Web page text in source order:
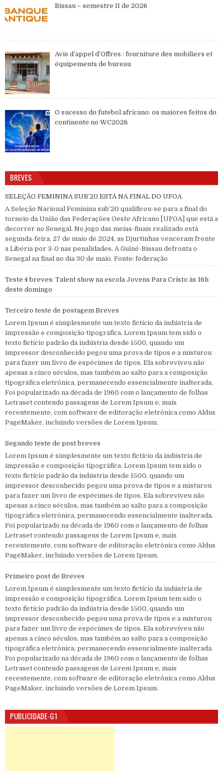
Bissau – semestre II de 2026
Avis d’appel d’Offres : fourniture des mobiliers et
équipements de bureau
O sucesso do futebol africano: os maiores feitos do
continente no WC2026
BREVES
SELEÇÃO FEMININA SUB’20 ESTÁ NA FINAL DO UFOA
A Seleção Nacional Feminina sub’20 qualificou-se para a final do
torneio da União das Federações Oeste Africano [UFOA] que está a
decorrer no Senegal. No jogo das meias-finais realizado está
segunda-feira, 27 de maio de 2024, as Djurtinhas venceram frente
a Libéria por 3-0 nas penalidades. A Guiné-Bissau defronta o
Senegal na final no dia 30 de maio. Fonte: federação
Teste 4 breves: Talent show na escola Jovens Para Cristo às 16h
deste domingo
Terceiro teste de postagem Breves
Lorem Ipsum é simplesmente um texto fictício da indústria de
impressão e composição tipográfica. Lorem Ipsum tem sido o
texto fictício padrão da indústria desde 1500, quando um
impressor desconhecido pegou uma prova de tipos e a misturou
para fazer um livro de espécimes de tipos. Ela sobreviveu não
apenas a cinco séculos, mas também ao salto para a composição
tipográfica eletrônica, permanecendo essencialmente inalterada.
Foi popularizado na década de 1960 com o lançamento de folhas
Letraset contendo passagens de Lorem Ipsum e, mais
recentemente, com software de editoração eletrônica como Aldus
PageMaker, incluindo versões de Lorem Ipsum.
Segundo teste de post breves
Lorem Ipsum é simplesmente um texto fictício da indústria de
impressão e composição tipográfica. Lorem Ipsum tem sido o
texto fictício padrão da indústria desde 1500, quando um
impressor desconhecido pegou uma prova de tipos e a misturou
para fazer um livro de espécimes de tipos. Ela sobreviveu não
apenas a cinco séculos, mas também ao salto para a composição
tipográfica eletrônica, permanecendo essencialmente inalterada.
Foi popularizado na década de 1960 com o lançamento de folhas
Letraset contendo passagens de Lorem Ipsum e, mais
recentemente, com software de editoração eletrônica como Aldus
PageMaker, incluindo versões de Lorem Ipsum.
Primeiro post de Breves
Lorem Ipsum é simplesmente um texto fictício da indústria de
impressão e composição tipográfica. Lorem Ipsum tem sido o
texto fictício padrão da indústria desde 1500, quando um
impressor desconhecido pegou uma prova de tipos e a misturou
para fazer um livro de espécimes de tipos. Ela sobreviveu não
apenas a cinco séculos, mas também ao salto para a composição
tipográfica eletrônica, permanecendo essencialmente inalterada.
Foi popularizado na década de 1960 com o lançamento de folhas
Letraset contendo passagens de Lorem Ipsum e, mais
recentemente, com software de editoração eletrônica como Aldus
PageMaker, incluindo versões de Lorem Ipsum.
PUBLICIDADE-G1